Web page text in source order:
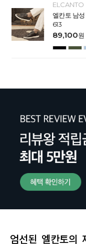
ELCANTO
엘칸토 남
613
89,100원
엄선된 엘칸토의